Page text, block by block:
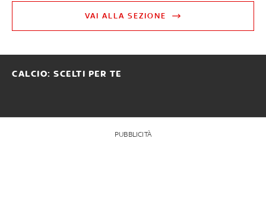
VAI ALLA SEZIONE
CALCIO: SCELTI PER TE
PUBBLICITÀ